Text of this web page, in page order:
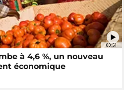
00:51
à 4,6 %, un nouveau
économique